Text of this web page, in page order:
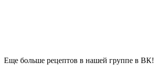
Еще больше рецептов в нашей группе в ВК!